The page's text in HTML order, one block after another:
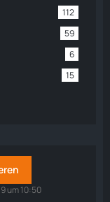
112
59
6
15
um 10:50